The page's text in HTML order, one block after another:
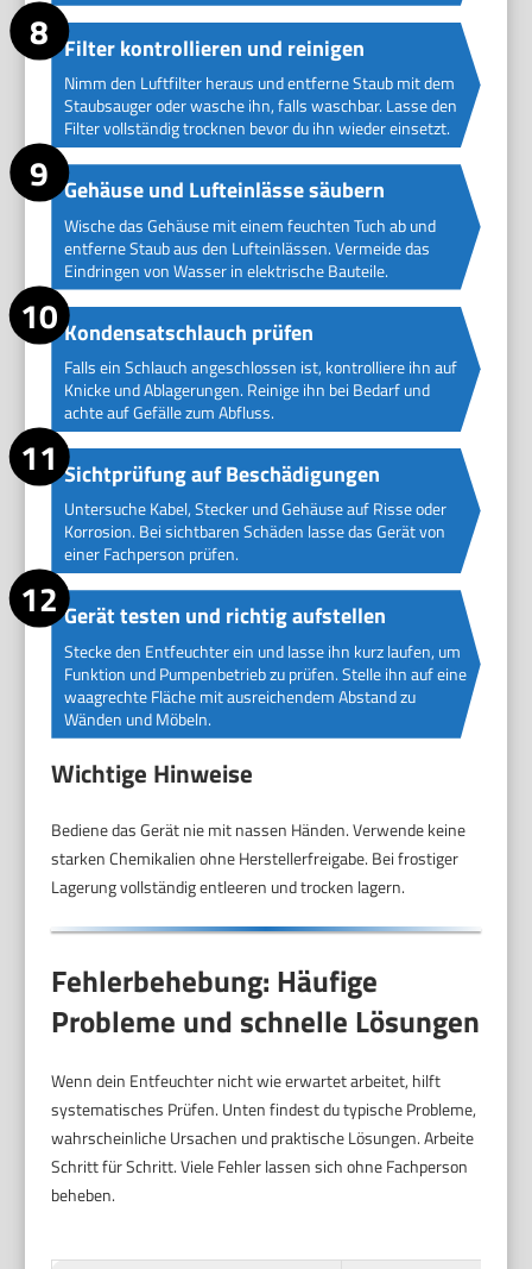
Filter kontrollieren und reinigen
Nimm den Luftfilter heraus und entferne Staub mit dem
Staubsauger oder wasche ihn, falls waschbar. Lasse den
Filter vollständig trocknen bevor du ihn wieder einsetzt.
Gehäuse und Lufteinlässe säubern
Wische das Gehäuse mit einem feuchten Tuch ab und
entferne Staub aus den Lufteinlässen. Vermeide das
Eindringen von Wasser in elektrische Bauteile.
Kondensatschlauch prüfen
Falls ein Schlauch angeschlossen ist, kontrolliere ihn auf
Knicke und Ablagerungen. Reinige ihn bei Bedarf und
achte auf Gefälle zum Abfluss.
Sichtprüfung auf Beschädigungen
Untersuche Kabel, Stecker und Gehäuse auf Risse oder
Korrosion. Bei sichtbaren Schäden lasse das Gerät von
einer Fachperson prüfen.
Gerät testen und richtig aufstellen
Stecke den Entfeuchter ein und lasse ihn kurz laufen, um
Funktion und Pumpenbetrieb zu prüfen. Stelle ihn auf eine
waagrechte Fläche mit ausreichendem Abstand zu
Wänden und Möbeln.
Wichtige Hinweise
Bediene das Gerät nie mit nassen Händen. Verwende keine
starken Chemikalien ohne Herstellerfreigabe. Bei frostiger
Lagerung vollständig entleeren und trocken lagern.
Fehlerbehebung: Häufige
Probleme und schnelle Lösungen
Wenn dein Entfeuchter nicht wie erwartet arbeitet, hilft
systematisches Prüfen. Unten findest du typische Probleme,
wahrscheinliche Ursachen und praktische Lösungen. Arbeite
Schritt für Schritt. Viele Fehler lassen sich ohne Fachperson
beheben.